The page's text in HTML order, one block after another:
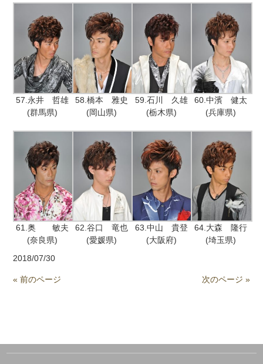
57.永井 哲雄
(群馬県)
58.橋本 雅史
(岡山県)
59.石川 久雄
(栃木県)
60.中濱 健太
(兵庫県)
61.奥 敏夫
(奈良県)
62.谷口 竜也
(愛媛県)
63.中山 貴登
(大阪府)
64.大森 隆行
(埼玉県)
2018/07/30
« 前のページ 次のページ »